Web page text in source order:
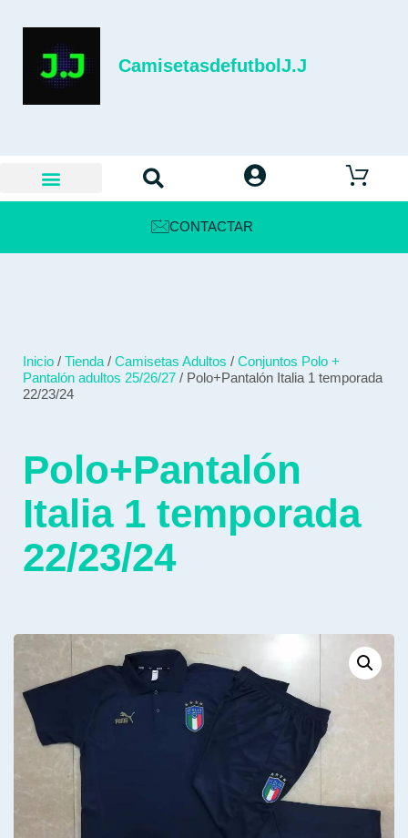
CamisetasdefutbolJ.J
CONTACTAR
Inicio / Tienda / Camisetas Adultos / Conjuntos Polo +
Pantalón adultos 25/26/27 / Polo+Pantalón Italia 1 temporada
22/23/24
Polo+Pantalón
Italia 1 temporada
22/23/24